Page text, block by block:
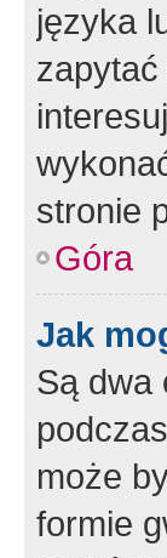
języka
zapytać
stronie
Góra
Jak
Są dwa
może
formie